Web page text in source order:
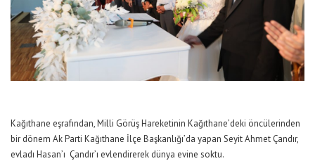
Kağıthane eşrafından, Milli Görüş Hareketinin Kağıthane’deki öncülerinden
bir dönem Ak Parti Kağıthane İlçe Başkanlığı’da yapan Seyit Ahmet Çandır,
evladı Hasan’ı Çandır’ı evlendirerek dünya evine soktu.